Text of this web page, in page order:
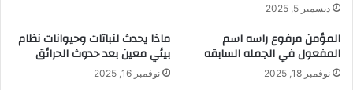
ديسمبر 5, 2025
المؤمن مرفوع راسه اسم
المفعول في الجمله السابقه
نوفمبر 18, 2025
ماذا يحدث لنباتات وحيوانات نظام
بيئي معين بعد حدوث الحرائق
نوفمبر 16, 2025